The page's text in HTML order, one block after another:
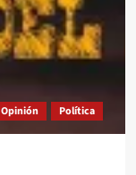
Opinión Política